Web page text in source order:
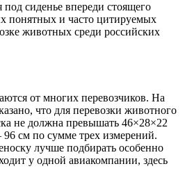
сиденье впереди стоящего
понятных и часто цитируемых
животных среди российских
от многих перевозчиков. На
что для перевозки животного
не должна превышать 46×28×22
см по сумме трех измерений.
лучше подбирать особенно
у одной авиакомпании, здесь